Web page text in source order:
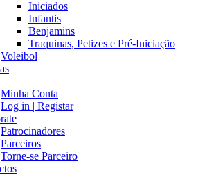
Iniciados
Infantis
Benjamins
Traquinas, Petizes e Pré-Iniciação
Voleibol
Minha Conta
Log in | Registar
Patrocinadores
Parceiros
Torne-se Parceiro